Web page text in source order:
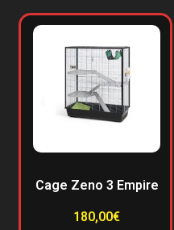
Cage Zeno 3 Empire
180,00€